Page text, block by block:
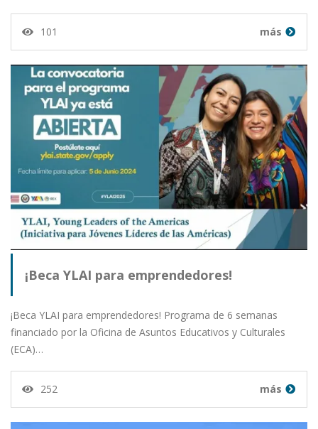
101 más
¡Beca YLAI para emprendedores!
¡Beca YLAI para emprendedores! Programa de 6 semanas
financiado por la Oficina de Asuntos Educativos y Culturales
(ECA)…
252 más